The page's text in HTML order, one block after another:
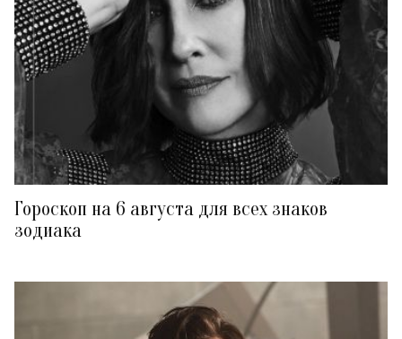
Гороскоп на 6 августа для всех знаков
зодиака